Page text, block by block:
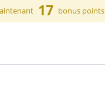
17 bonus points